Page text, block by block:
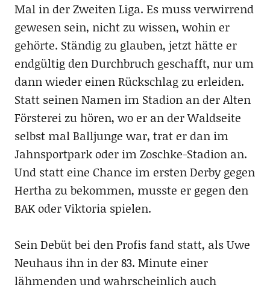
Mal in der Zweiten Liga. Es muss verwirrend
gewesen sein, nicht zu wissen, wohin er
gehörte. Ständig zu glauben, jetzt hätte er
endgültig den Durchbruch geschafft, nur um
dann wieder einen Rückschlag zu erleiden.
Statt seinen Namen im Stadion an der Alten
Försterei zu hören, wo er an der Waldseite
selbst mal Balljunge war, trat er dan im
Jahnsportpark oder im Zoschke-Stadion an.
Und statt eine Chance im ersten Derby gegen
Hertha zu bekommen, musste er gegen den
BAK oder Viktoria spielen.
Sein Debüt bei den Profis fand statt, als Uwe
Neuhaus ihn in der 83. Minute einer
lähmenden und wahrscheinlich auch